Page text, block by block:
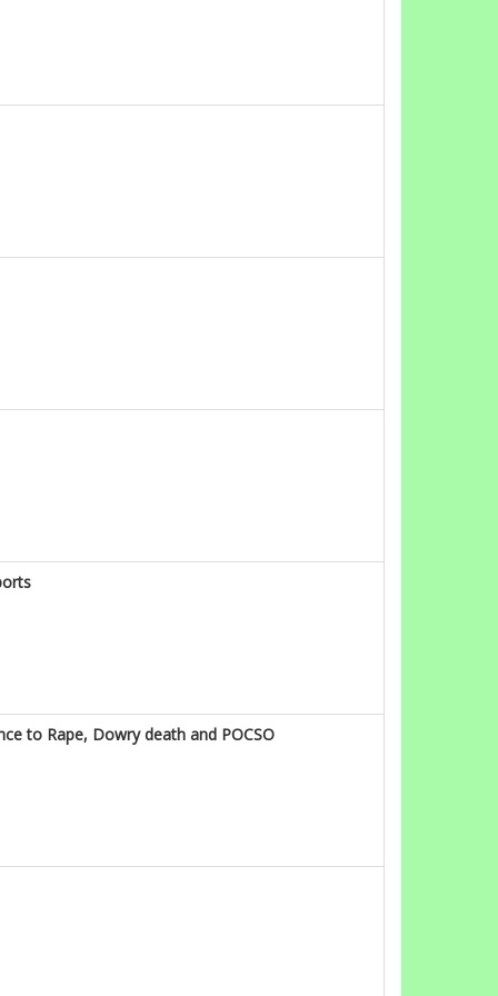
to Rape, Dowry death and POCSO